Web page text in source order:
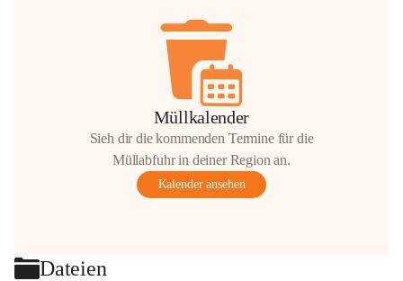
Müllkalender
Sieh dir die kommenden Termine für die
Müllabfuhr in deiner Region an.
Kalender ansehen
Dateien